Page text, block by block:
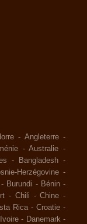
- Angleterre -
-Australie -
- Bangladesh -
Herzégovine -
- Burundi - Bénin -
- Chili -Chine -
Rica -Croatie -
- Danemark -